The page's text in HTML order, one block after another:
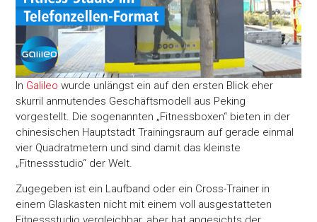
In Galileo wurde unlängst ein auf den ersten Blick eher
skurril anmutendes Geschäftsmodell aus Peking
vorgestellt. Die sogenannten „Fitnessboxen“ bieten in der
chinesischen Hauptstadt Trainingsraum auf gerade einmal
vier Quadratmetern und sind damit das kleinste
„Fitnessstudio“ der Welt.
Zugegeben ist ein Laufband oder ein Cross-Trainer in
einem Glaskasten nicht mit einem voll ausgestatteten